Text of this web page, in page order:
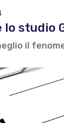
studio
il